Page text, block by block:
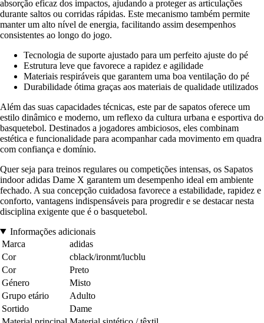
absorção eficaz dos impactos, ajudando a proteger as articulações
durante saltos ou corridas rápidas. Este mecanismo também permite
manter um alto nível de energia, facilitando assim desempenhos
consistentes ao longo do jogo.
Tecnologia de suporte ajustado para um perfeito ajuste do pé
Estrutura leve que favorece a rapidez e agilidade
Materiais respiráveis que garantem uma boa ventilação do pé
Durabilidade ótima graças aos materiais de qualidade utilizados
Além das suas capacidades técnicas, este par de sapatos oferece um
estilo dinâmico e moderno, um reflexo da cultura urbana e esportiva do
basquetebol. Destinados a jogadores ambiciosos, eles combinam
estética e funcionalidade para acompanhar cada movimento em quadra
com confiança e domínio.
Quer seja para treinos regulares ou competições intensas, os Sapatos
indoor adidas Dame X garantem um desempenho ideal em ambiente
fechado. A sua concepção cuidadosa favorece a estabilidade, rapidez e
conforto, vantagens indispensáveis para progredir e se destacar nesta
disciplina exigente que é o basquetebol.
Informações adicionais
Marca
adidas
Cor
cblack/ironmt/lucblu
Cor
Preto
Género
Misto
Grupo etário
Adulto
Sortido
Dame